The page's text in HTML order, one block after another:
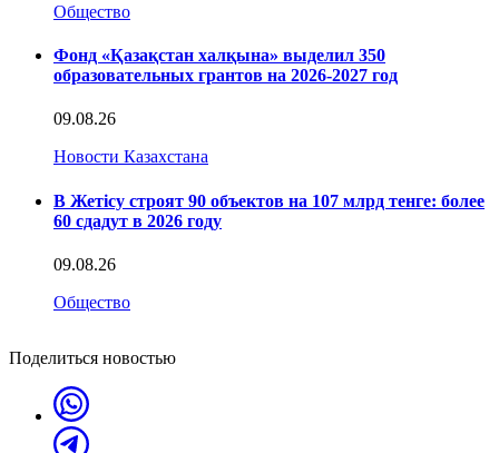
Общество
Фонд «Қазақстан халқына» выделил 350
образовательных грантов на 2026-2027 год
09.08.26
Новости Казахстана
В Жетісу строят 90 объектов на 107 млрд тенге: более
60 сдадут в 2026 году
09.08.26
Общество
Поделиться новостью